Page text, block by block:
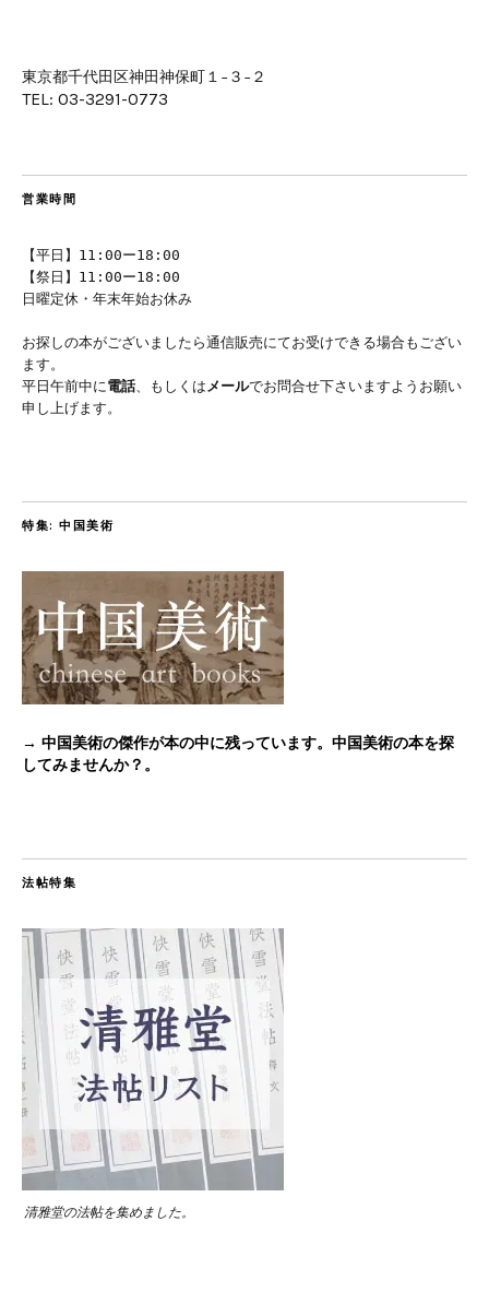
東京都千代田区神田神保町１−３−２
TEL: 03-3291-0773
営業時間
【平日】11:00ー18:00
【祭日】11:00ー18:00
日曜定休・年末年始お休み
お探しの本がございましたら通信販売にてお受けできる場合もござい
ます。
平日午前中に 電話 、もしくは メールでお問合せ下さいますようお願い
申し上げます。
特集: 中国美術
→ 中国美術の傑作が本の中に残っています。中国美術の本を探
してみませんか？。
法帖特集
清雅堂の法帖を集めました。